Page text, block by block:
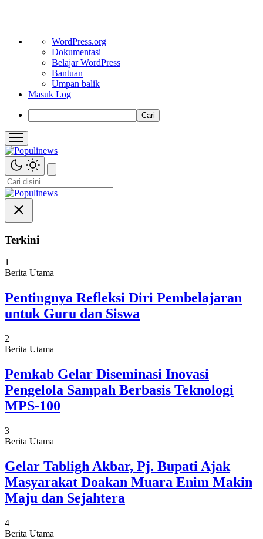
Tentang
WordPress
WordPress.org
Dokumentasi
Belajar WordPress
Bantuan
Umpan balik
Masuk Log
Cari
Terkini
1
Berita Utama
Pentingnya Refleksi Diri Pembelajaran
untuk Guru dan Siswa
2
Berita Utama
Pemkab Gelar Diseminasi Inovasi
Pengelola Sampah Berbasis Teknologi
MPS-100
3
Berita Utama
Gelar Tabligh Akbar, Pj. Bupati Ajak
Masyarakat Doakan Muara Enim Makin
Maju dan Sejahtera
4
Berita Utama